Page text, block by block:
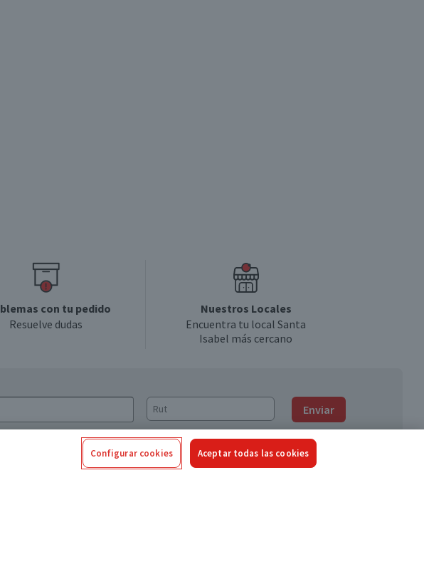
con tu pedido
Resuelve dudas
Nuestros Locales
Encuentra tu local Santa
Isabel más cercano
Enviar
Configurar cookies Aceptar todas las cookies